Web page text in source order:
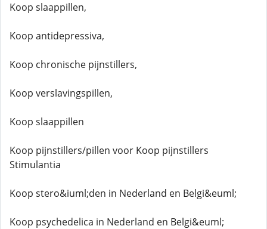
Koop slaappillen,
Koop antidepressiva,
Koop chronische pijnstillers,
Koop verslavingspillen,
Koop slaappillen
Koop pijnstillers/pillen voor Koop pijnstillers
Stimulantia
Koop stero&iuml;den in Nederland en Belgi&euml;
Koop psychedelica in Nederland en Belgi&euml;